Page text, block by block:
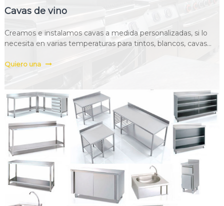
Cavas de vino
Creamos e instalamos cavas a medida personalizadas, si lo
necesita en varias temperaturas para tintos, blancos, cavas...
Quiero una